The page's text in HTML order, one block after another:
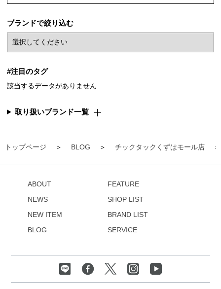
トップページ BLOG チックタックくずはモール店
ブランドで絞り込む
#注目のタグ
該当するデータがありません
取り扱いブランド一覧
ABOUT
NEWS
NEW ITEM
BLOG
FEATURE
SHOP LIST
BRAND LIST
SERVICE